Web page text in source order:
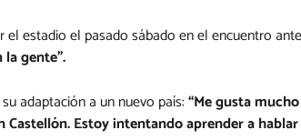
estadio el pasado sábado en el encuentro
gente”.
adaptación a un nuevo país:“Me gusta
Estoy intentando aprender a